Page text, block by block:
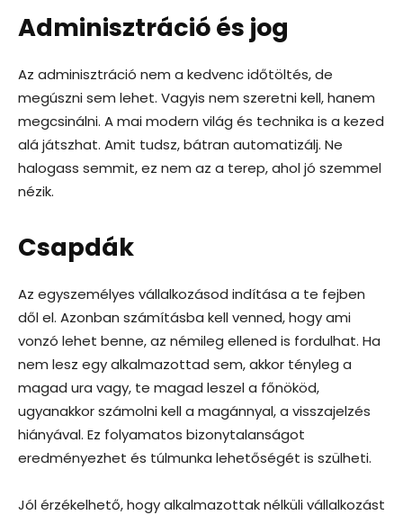
Adminisztráció és jog
Az adminisztráció nem a kedvenc időtöltés, de
megúszni sem lehet. Vagyis nem szeretni kell, hanem
megcsinálni. A mai modern világ és technika is a kezed
alá játszhat. Amit tudsz, bátran automatizálj. Ne
halogass semmit, ez nem az a terep, ahol jó szemmel
nézik.
Csapdák
Az egyszemélyes vállalkozásod indítása a te fejben
dől el. Azonban számításba kell venned, hogy ami
vonzó lehet benne, az némileg ellened is fordulhat. Ha
nem lesz egy alkalmazottad sem, akkor tényleg a
magad ura vagy, te magad leszel a főnököd,
ugyanakkor számolni kell a magánnyal, a visszajelzés
hiányával. Ez folyamatos bizonytalanságot
eredményezhet és túlmunka lehetőségét is szülheti.
Jól érzékelhető, hogy alkalmazottak nélküli vállalkozást